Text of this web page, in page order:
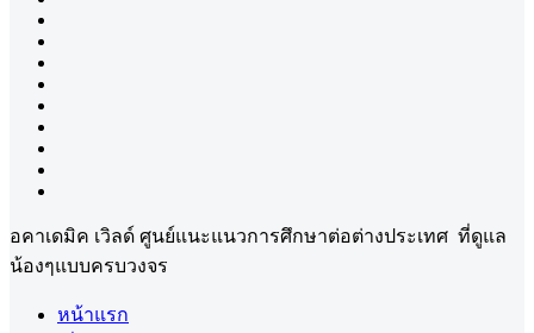
อคาเดมิค เวิลด์ ศูนย์แนะแนวการศึกษาต่อต่างประเทศ ที่ดูแล
น้องๆแบบครบวงจร
หน้าแรก